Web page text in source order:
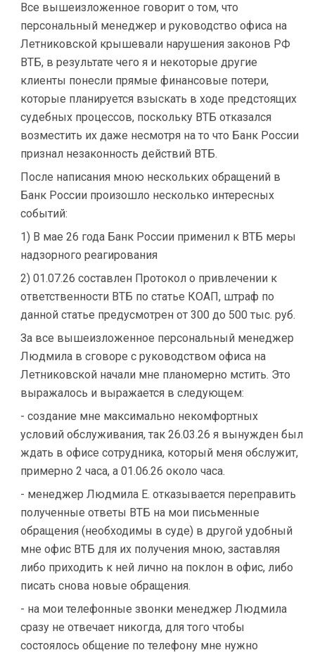
Все вышеизложенное говорит о том, что
персональный менеджер и руководство офиса на
Летниковской крышевали нарушения законов РФ
ВТБ, в результате чего я и некоторые другие
клиенты понесли прямые финансовые потери,
которые планируется взыскать в ходе предстоящих
судебных процессов, поскольку ВТБ отказался
возместить их даже несмотря на то что Банк России
признал незаконность действий ВТБ.
После написания мною нескольких обращений в
Банк России произошло несколько интересных
событий:
1) В мае 26 года Банк России применил к ВТБ меры
надзорного реагирования
2) 01.07.26 составлен Протокол о привлечении к
ответственности ВТБ по статье КОАП, штраф по
данной статье предусмотрен от 300 до 500 тыс. руб.
За все вышеизложенное персональный менеджер
Людмила в сговоре с руководством офиса на
Летниковской начали мне планомерно мстить. Это
выражалось и выражается в следующем:
- создание мне максимально некомфортных
условий обслуживания, так 26.03.26 я вынужден был
ждать в офисе сотрудника, который меня обслужит,
примерно 2 часа, а 01.06.26 около часа.
- менеджер Людмила Е. отказывается переправить
полученные ответы ВТБ на мои письменные
обращения (необходимы в суде) в другой удобный
мне офис ВТБ для их получения мною, заставляя
либо приходить к ней лично на поклон в офис, либо
писать снова новые обращения.
- на мои телефонные звонки менеджер Людмила
сразу не отвечает никогда, для того чтобы
состоялось общение по телефону мне нужно